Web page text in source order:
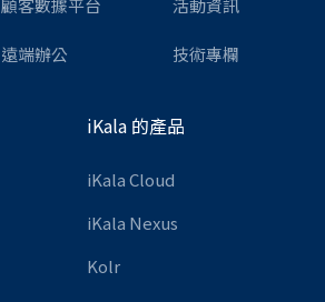
顧客數據平台
遠端辦公
活動資訊
技術專欄
iKala 的產品
iKala Cloud
iKala Nexus
Kolr